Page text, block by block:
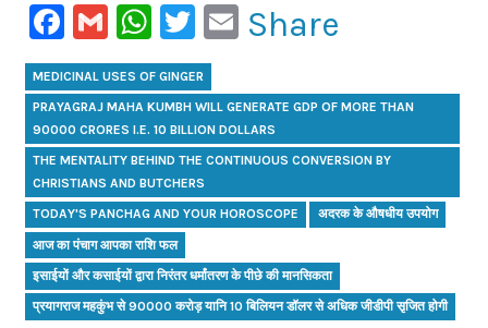
Facebook
GmailWhatsApp
Twitter
Email
Share
MEDICINAL USES OF GINGER
PRAYAGRAJ MAHA KUMBH WILL GENERATE GDP OF MORE THAN
90000 CRORES I.E. 10 BILLION DOLLARS
THE MENTALITY BEHIND THE CONTINUOUS CONVERSION BY
CHRISTIANS AND BUTCHERS
TODAY'S PANCHAG AND YOUR HOROSCOPE अदरक के औषधीय उपयोग
आज का पंचाग आपका राशि फल
इसाईयों और कसाईयों द्वारा निरंतर धर्मांतरण के पीछे की मानसिकता
प्रयागराज महकुंभ से 90000 करोड़ यानि 10 बिलियन डॉलर से अधिक जीडीपी सृजित होगी